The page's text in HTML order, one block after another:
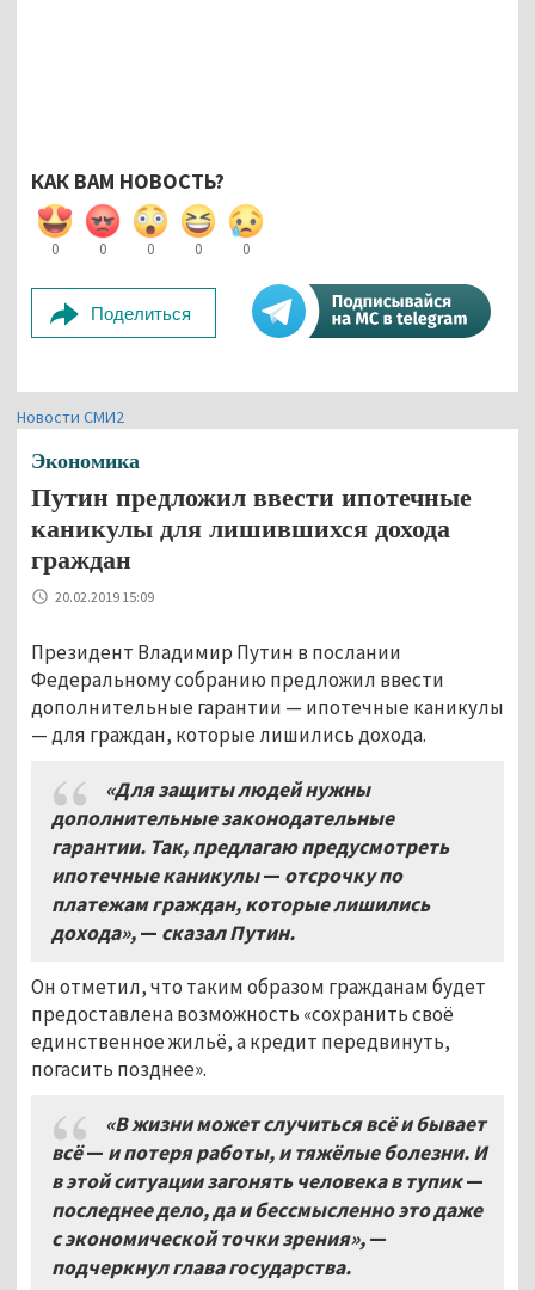
КАК ВАМ НОВОСТЬ?
0 0 0 0 0
Поделиться
Новости СМИ2
Экономика
Путин предложил ввести ипотечные
каникулы для лишившихся дохода
граждан
20.02.2019 15:09
Президент Владимир Путин в послании
Федеральному собранию предложил ввести
дополнительные гарантии — ипотечные каникулы
— для граждан, которые лишились дохода.
«Для защиты людей нужны
дополнительные законодательные
гарантии. Так, предлагаю предусмотреть
ипотечные каникулы— отсрочку по
платежам граждан, которые лишились
дохода»,— сказал Путин.
Он отметил, что таким образом гражданам будет
предоставлена возможность «сохранить своё
единственное жильё, а кредит передвинуть,
погасить позднее».
«В жизни может случиться всё и бывает
всё— и потеря работы, и тяжёлые болезни. И
в этой ситуации загонять человека в тупик—
последнее дело, да и бессмысленно это даже
с экономической точки зрения»,—
подчеркнул глава государства.